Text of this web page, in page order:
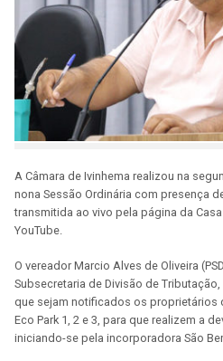
A Câmara de Ivinhema realizou na
nona Sessão Ordinária com presença
transmitida ao vivo pela página da
YouTube.
O vereador Marcio Alves de Oliveira
Subsecretaria de Divisão de
que sejam notificados os proprietários
Eco Park 1, 2 e 3, para que realizem a
iniciando-se pela incorporadora São